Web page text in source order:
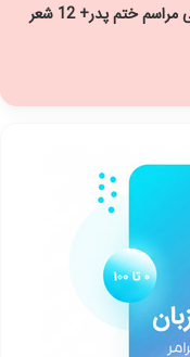
24 بهترین متن سخنرانی مراسم ختم پدر+ 12 شعر